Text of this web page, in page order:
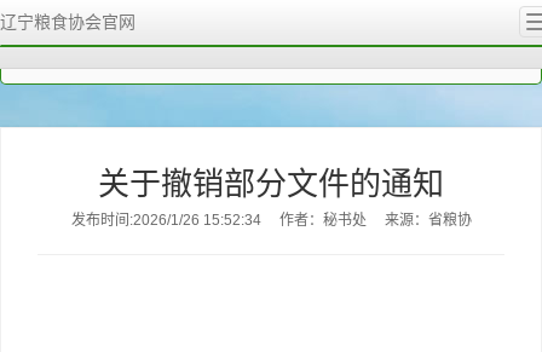
辽宁粮食协会官网
关于撤销部分文件的通知
发布时间:2026/1/26 15:52:34 作者：秘书处 来源：省粮协